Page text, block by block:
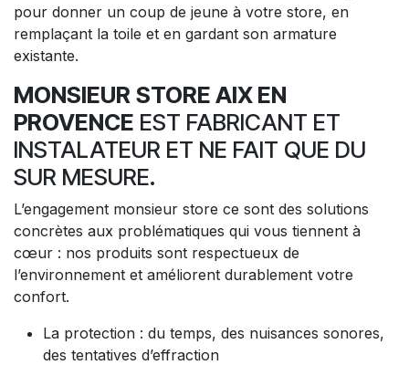
pour donner un coup de jeune à votre store, en
remplaçant la toile et en gardant son armature
existante.
MONSIEUR STORE AIX EN
PROVENCE EST FABRICANT ET
INSTALATEUR ET NE FAIT QUE DU
SUR MESURE.
L’engagement monsieur store ce sont des solutions
concrètes aux problématiques qui vous tiennent à
cœur : nos produits sont respectueux de
l’environnement et améliorent durablement votre
confort.
La protection : du temps, des nuisances sonores,
des tentatives d’effraction